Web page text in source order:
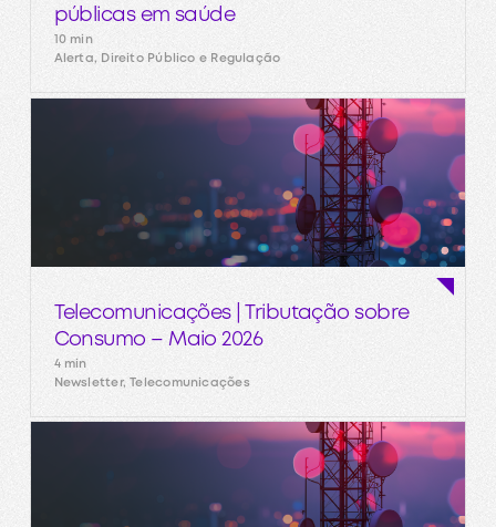
públicas em saúde
10 min
Alerta, Direito Público e Regulação
Telecomunicações | Tributação sobre
Consumo – Maio 2026
4 min
Newsletter, Telecomunicações